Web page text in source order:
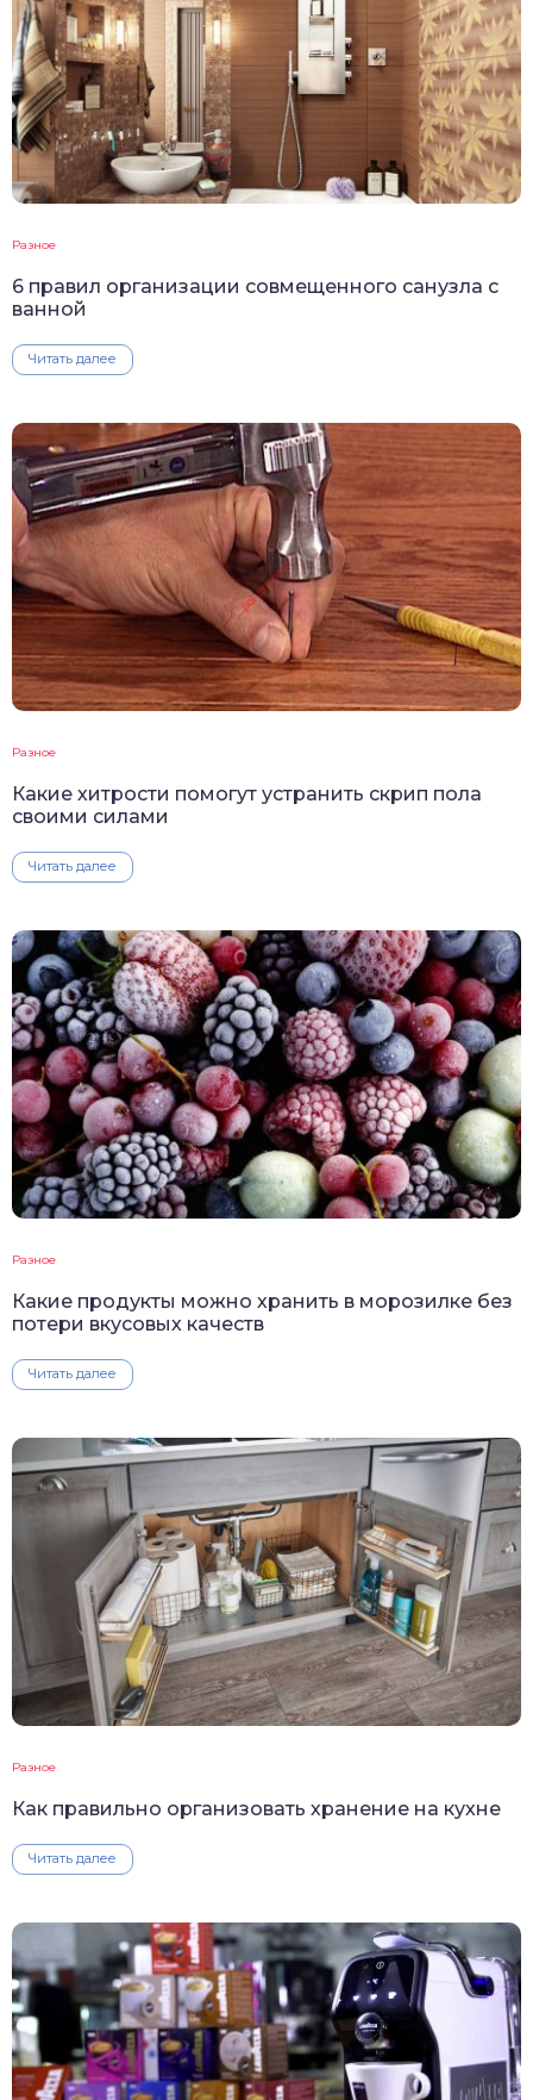
Разное
6 правил организации совмещенного санузла с
ванной
Читать далее
Разное
Какие хитрости помогут устранить скрип пола
своими силами
Читать далее
Разное
Какие продукты можно хранить в морозилке без
потери вкусовых качеств
Читать далее
Разное
Как правильно организовать хранение на кухне
Читать далее